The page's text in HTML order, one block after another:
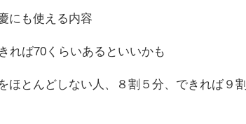
にも使える内容
れば70くらいあるといいかも
ほとんどしない人、８割５分、できれば９割